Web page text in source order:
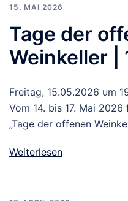
15. MAI 2026
Tage der
Weinkeller |
Freitag, 15.05.2026 um
Vom 14. bis 17. Mai
„Tage der offenen
Weiterlesen